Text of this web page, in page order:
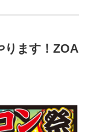
ります！ZOA